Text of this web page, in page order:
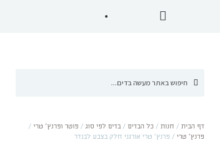
דף הבית / חנות / כל הבדים /בדים לפי סוג / פוטר ופרנץ' טרי /
פרנץ' טרי / פרנץ' טרי אורגני חלק בצבע לבנדר